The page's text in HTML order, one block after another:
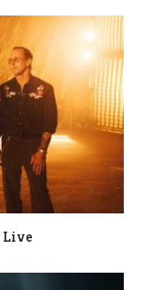
Live